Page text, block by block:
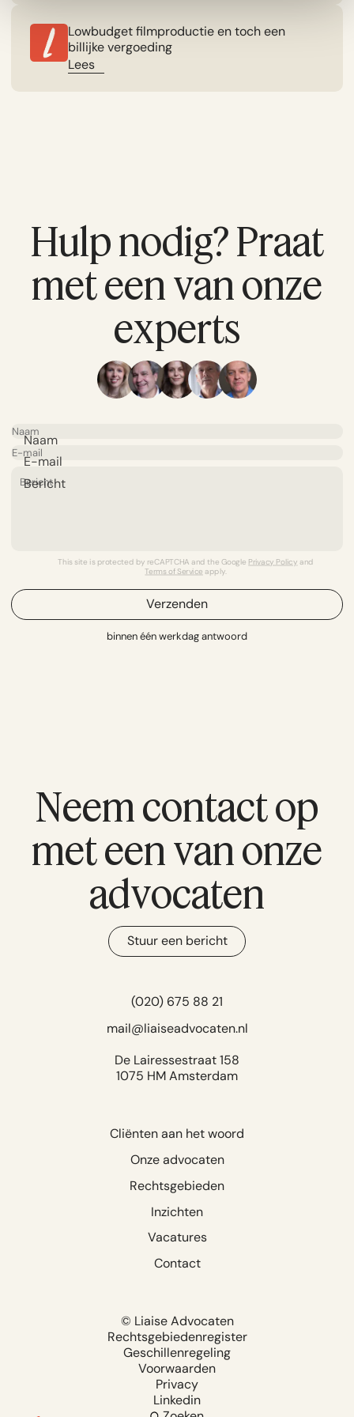
Lowbudget filmproductie en toch een
billijke vergoeding
Lees
Hulp nodig? Praat
met een van onze
experts
Naam
E-mail
Bericht
This site is protected by reCAPTCHA and the Google Privacy Policy and
Terms of Service apply.
Verzenden
binnen één werkdag antwoord
Neem contact op
met een van onze
advocaten
Stuur een bericht
(020) 675 88 21
mail@liaiseadvocaten.nl
De Lairessestraat 158
1075 HM Amsterdam
Cliënten aan het woord
Onze advocaten
Rechtsgebieden
Inzichten
Vacatures
Contact
© Liaise Advocaten
Rechtsgebiedenregister
Geschillenregeling
Voorwaarden
Privacy
Linkedin